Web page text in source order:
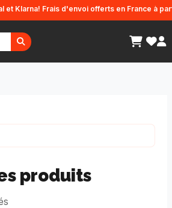
Frais d'envoi offerts en France à partir de
produits
cookies